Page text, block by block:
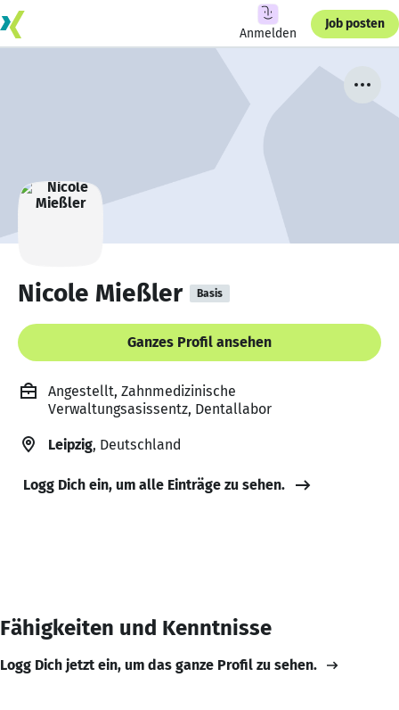
Anmelden
Job posten
Nicole Mießler Basis
Ganzes Profil ansehen
Angestellt, Zahnmedizinische
Verwaltungsasissentz, Dentallabor
Leipzig, Deutschland
Logg Dich ein, um alle Einträge zu sehen.
Fähigkeiten und Kenntnisse
Logg Dich jetzt ein, um das ganze Profil zu sehen.